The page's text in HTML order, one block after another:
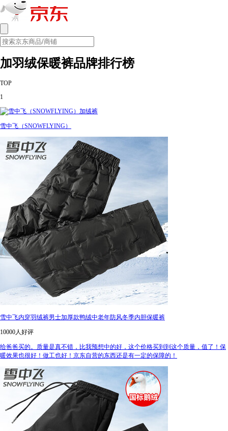
加羽绒保暖裤品牌排行榜
TOP
1
雪中飞（SNOWFLYING）
雪中飞内穿羽绒裤男士加厚款鸭绒中老年防风冬季内胆保暖裤
10000人好评
给爸爸买的。质量是真不错，比我预想中的好，这个价格买到到这个质量，值了！保
暖效果也很好！做工也好！京东自营的东西还是有一定的保障的！